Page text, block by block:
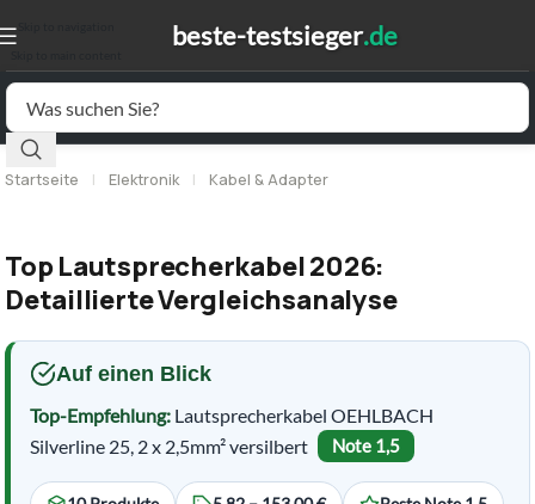
Startseite | Elektronik | Kabel & Adapter
Top Lautsprecherkabel 2026:
Detaillierte Vergleichsanalyse
Auf einen Blick
Top-Empfehlung: Lautsprecherkabel OEHLBACH
Silverline 25, 2 x 2,5mm² versilbert
Note 1,5